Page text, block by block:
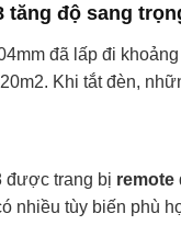
tăng độ sang
đã lấp đi
Khi tắt đèn,
được trang bị remote
nhiều tùy biến phù